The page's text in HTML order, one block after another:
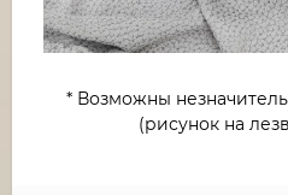
* Возможны
(рисунок на